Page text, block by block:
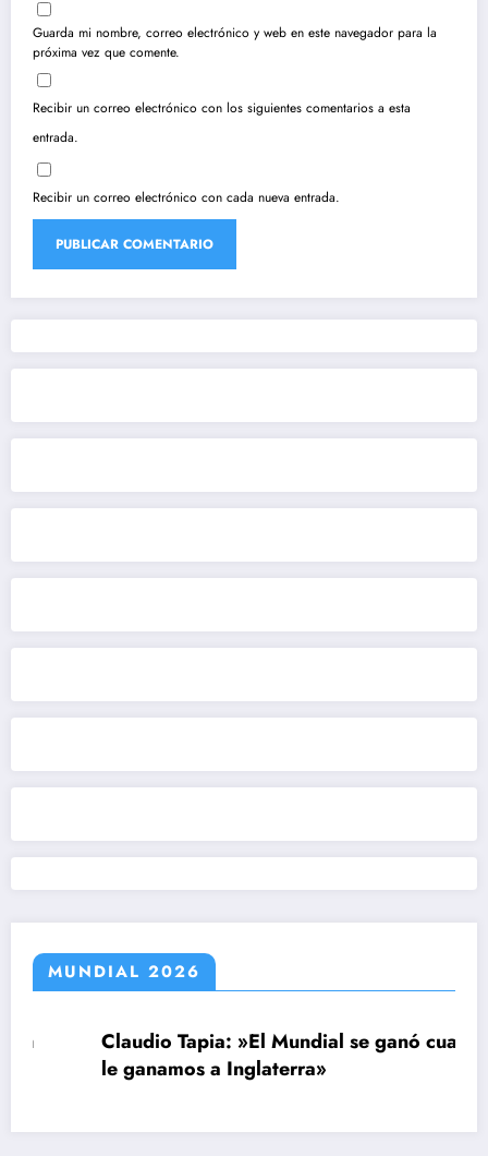
Guarda mi nombre, correo electrónico y web en este navegador para la
próxima vez que comente.
Recibir un correo electrónico con los siguientes comentarios a esta
entrada.
Recibir un correo electrónico con cada nueva entrada.
MUNDIAL 2026
Claudio Tapia: »El Mundial se ganó cuando
le ganamos a Inglaterra»